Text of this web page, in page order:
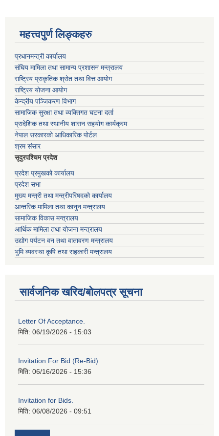
महत्त्वपुर्ण लिङ्कहरु
प्रधानमन्त्री कार्यालय
संघिय मामिला तथा सामान्य प्रशासन मन्त्रालय
राष्ट्रिय प्राकृतिक श्रोत तथा वित्त आयोग
राष्ट्रिय योजना आयोग
केन्द्रीय पञ्जिकरण विभाग
सामाजिक सुरक्षा तथा व्यक्तिगत घटना दर्ता
प्रादेशिक तथा स्थानीय शासन सहयोग कार्यक्रम
नेपाल सरकारको आधिकारिक पोर्टल
श्रम संसार
सूदुरपश्चिम प्रदेश
प्रदेश प्रमुखको कार्यालय
प्रदेश सभा
मुख्य मन्त्री तथा मन्त्रीपरिषदको कार्यालय
आन्तरिक मामिला तथा कानुन मन्त्रालय
सामाजिक विकास मन्त्रालय
आर्थिक मामिला तथा योजना मन्त्रालय
उद्योग पर्यटन वन तथा वातावरण मन्त्रालय
भुमि ब्यवस्था कृषि तथा सहकारी मन्त्रालय
सार्वजनिक खरिद/बोलपत्र सूचना
Letter Of Acceptance.
मिति: 06/19/2026 - 15:03
Invitation For Bid (Re-Bid)
मिति: 06/16/2026 - 15:36
Invitation for Bids.
मिति: 06/08/2026 - 09:51